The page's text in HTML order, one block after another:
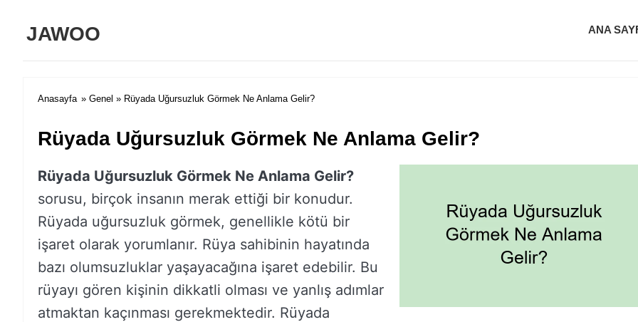
JAWOO ANA
Anasayfa » Genel » Rüyada Uğursuzluk Görmek Ne Anlama Gelir?
Rüyada Uğursuzluk Görmek Ne Anlama Gelir?
Rüyada Uğursuzluk Görmek Ne Anlama Gelir?
sorusu, birçok insanın merak ettiği bir konudur.
Rüyada uğursuzluk görmek, genellikle kötü bir
işaret olarak yorumlanır. Rüya sahibinin hayatında
bazı olumsuzluklar yaşayacağına işaret edebilir. Bu
rüyayı gören kişinin dikkatli olması ve yanlış adımlar
atmaktan kaçınması gerekmektedir. Rüyada